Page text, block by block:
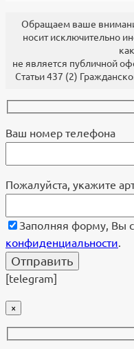
Обращаем ваше
носит исключительно
не является публичной
Статьи 437 (2)
Ваш номер телефона
Пожалуйста, укажите
Заполняя форму, Вы
конфиденциальности.
[telegram]
×